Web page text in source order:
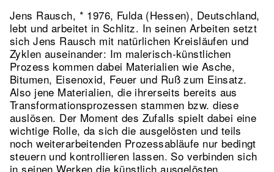
Jens Rausch, * 1976, Fulda (Hessen), Deutschland,
lebt und arbeitet in Schlitz. In seinen Arbeiten setzt
sich Jens Rausch mit natürlichen Kreisläufen und
Zyklen auseinander: Im malerisch-künstlichen
Prozess kommen dabei Materialien wie Asche,
Bitumen, Eisenoxid, Feuer und Ruß zum Einsatz.
Also jene Materialien, die ihrerseits bereits aus
Transformationsprozessen stammen bzw. diese
auslösen. Der Moment des Zufalls spielt dabei eine
wichtige Rolle, da sich die ausgelösten und teils
noch weiterarbeitenden Prozessabläufe nur bedingt
steuern und kontrollieren lassen. So verbinden sich
in seinen Werken die künstlich ausgelösten,